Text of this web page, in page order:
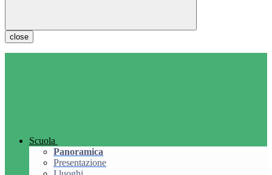
close
Scuola
Panoramica
Presentazione